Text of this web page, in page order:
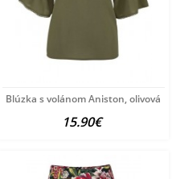
Blúzka s volánom Aniston, olivová
15.90€